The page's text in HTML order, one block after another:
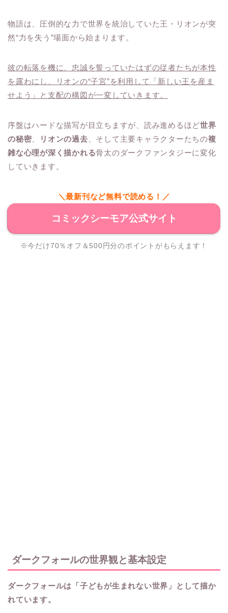
物語は、圧倒的な力で世界を統治していた王・リオンが突
然“力を失う”場面から始まります。
彼の転落を機に、忠誠を誓っていたはずの従者たちが本性
を露わにし、リオンの“子宮”を利用して「新しい王を産ま
せよう」と支配の構図が一変していきます。
序盤はハードな描写が目立ちますが、読み進めるほど世界
の秘密、 リオンの過去、そして主要キャラクターたちの複
雑な心理が深く描かれる骨太のダークファンタジーに変化
していきます。
＼最新刊など無料で読める！／
コミックシーモア公式サイト
※今だけ70％オフ＆500円分のポイントがもらえます！
ダークフォールの世界観と基本設定
ダークフォールは「子どもが生まれない世界」として描か
れています。